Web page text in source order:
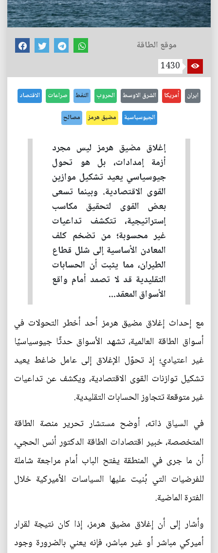
موقع الطاقة
1430
ايران أمريكا الشرق الاوسط الحروب النفط صراعات الاقتصاد
الجيوسياسية مضيق هرمز مصالح
إغلاق مضيق هرمز ليس مجرد
أزمة إمدادات، بل هو تحول
جيوسياسي يعيد تشكيل موازين
القوى الاقتصادية. وبينما تسعى
بعض القوى لتحقيق مكاسب
إستراتيجية، تتكشف تداعيات
غير محسوبة؛ من تضخم كلف
المعادن الأساسية إلى شلل قطاع
الطيران، مما يثبت أن الحسابات
التقليدية قد لا تصمد أمام واقع
الأسواق المعقد...
مع إحداث إغلاق مضيق هرمز أحد أخطر التحولات في
أسواق الطاقة العالمية، تشهد الأسواق حدثًا جيوسياسيًا
غير اعتيادي؛ إذ تحوّل الإغلاق إلى عامل ضاغط يعيد
تشكيل توازنات القوى الاقتصادية، ويكشف عن تداعيات
غير متوقعة تتجاوز الحسابات التقليدية.
في السياق ذاته، أوضح مستشار تحرير منصة الطاقة
المتخصصة، خبير اقتصادات الطاقة الدكتور أنس الحجي،
أن ما جرى في المنطقة يفتح الباب أمام مراجعة شاملة
للفرضيات التي بُنيت عليها السياسات الأميركية خلال
الفترة الماضية.
وأشار إلى أن إغلاق مضيق هرمز، إذا كان نتيجة لقرار
أميركي مباشر أو غير مباشر، فإنه يعني بالضرورة وجود